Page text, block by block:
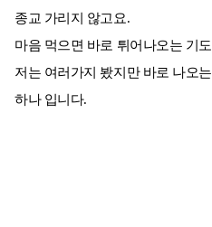
종교 가리지 않고요.
마음 먹으면 바로 튀어나오는 기
저는 여러가지 봤지만 바로 나오
하나 입니다.